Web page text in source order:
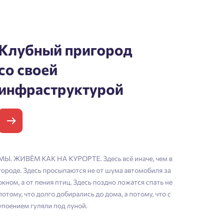
пригород
своей
ЖИВЁМ КАК НА КУРОРТЕ. Здесь всё иначе, чем в
Здесь просыпаются не от шума автомобиля за
а от пения птиц. Здесь поздно ложатся спать не
что долго добирались до дома, а потому, что с
гуляли под луной.